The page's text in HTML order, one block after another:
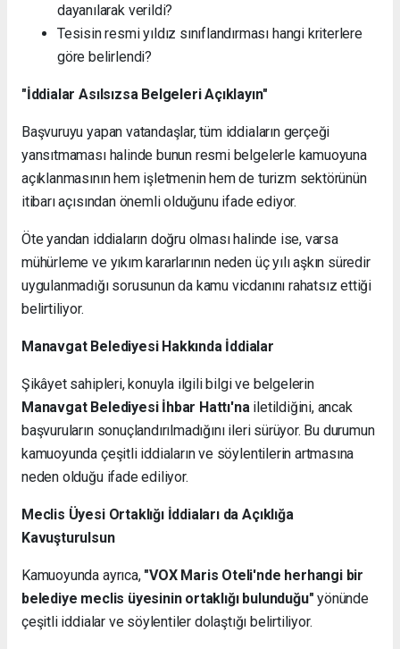
dayanılarak verildi?
Tesisin resmi yıldız sınıflandırması hangi kriterlere
göre belirlendi?
"İddialar Asılsızsa Belgeleri Açıklayın"
Başvuruyu yapan vatandaşlar, tüm iddiaların gerçeği
yansıtmaması halinde bunun resmi belgelerle kamuoyuna
açıklanmasının hem işletmenin hem de turizm sektörünün
itibarı açısından önemli olduğunu ifade ediyor.
Öte yandan iddiaların doğru olması halinde ise, varsa
mühürleme ve yıkım kararlarının neden üç yılı aşkın süredir
uygulanmadığı sorusunun da kamu vicdanını rahatsız ettiği
belirtiliyor.
Manavgat Belediyesi Hakkında İddialar
Şikâyet sahipleri, konuyla ilgili bilgi ve belgelerin
Manavgat Belediyesi İhbar Hattı'na iletildiğini, ancak
başvuruların sonuçlandırılmadığını ileri sürüyor. Bu durumun
kamuoyunda çeşitli iddiaların ve söylentilerin artmasına
neden olduğu ifade ediliyor.
Meclis Üyesi Ortaklığı İddiaları da Açıklığa
Kavuşturulsun
Kamuoyunda ayrıca, "VOX Maris Oteli'nde herhangi bir
belediye meclis üyesinin ortaklığı bulunduğu" yönünde
çeşitli iddialar ve söylentiler dolaştığı belirtiliyor.